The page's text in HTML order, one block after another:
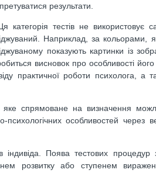
результати.
тестів не використовує
Наприклад, за кольорами,
показують картинки із
висновок про особливості
практичної роботи психолога, а
спрямоване на визначення
психологічних особливостей через
індивіда. Поява тестових
розвитку або ступенем